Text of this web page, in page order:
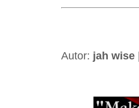
Autor: jah wise